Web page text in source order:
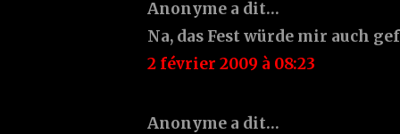
Anonyme a dit…
Na, das Fest würde mir auch
2 février 2009 à 08:23
Anonyme a dit…